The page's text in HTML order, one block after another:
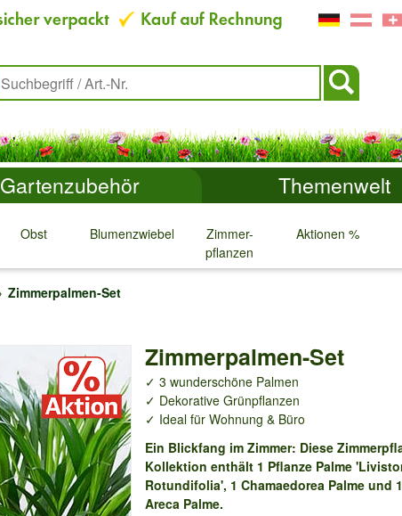
Gartenzubehör Themenwelt
Obst Blumenzwiebeln
↓
Zimmer-
pflanzen
↓
Aktionen %
↓ ↓
Zimmerpalmen-Set
Zimmerpalmen-Set
✓ 3 wunderschöne Palmen
✓ Dekorative Grünpflanzen
✓ Ideal für Wohnung & Büro
Ein Blickfang im Zimmer: Diese
Kollektion enthält 1 Pflanze Palme
Rotundifolia', 1 Chamaedorea Palme und
Areca Palme.